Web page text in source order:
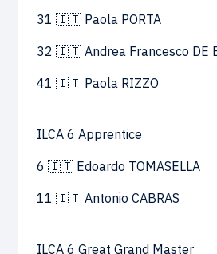
31 🇮🇹 Paola PORTA
32 🇮🇹 Andrea Francesco DE
41 🇮🇹 Paola RIZZO
ILCA 6 Apprentice
6 🇮🇹 Edoardo TOMASELLA
11 🇮🇹 Antonio CABRAS
ILCA 6 Great Grand Master